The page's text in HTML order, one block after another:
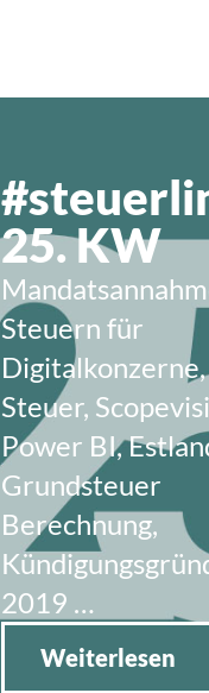
25. KW
Steuern für
Steuer,
Power BI,
Grundsteuer
Berechnung,
2019 …
Weiterlesen